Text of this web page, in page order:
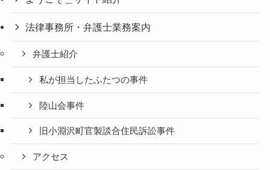
法律事務所・弁護士業務案内
弁護士紹介
私が担当したふたつの事件
陸山会事件
旧小淵沢町官製談合住民訴訟事件
アクセス